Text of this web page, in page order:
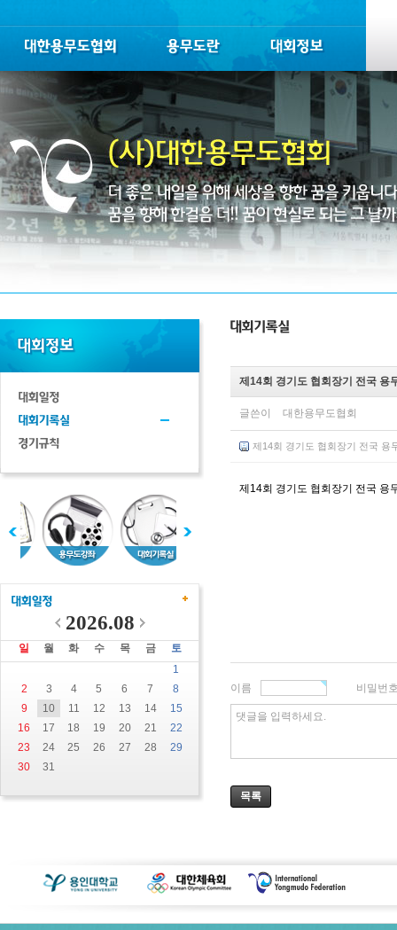
2026.08
일 월 화 수 목 금
토
1
2
3 4 5 6 7
8
9
10 11 12 13 14
15
16
17 18 19 20 21
22
23
24 25 26 27 28
29
30
31
제14회 경기도 협회장기 전국 용
글쓴이 대한용무도협회
제14회 경기도 협회장기 전국 용
제14회 경기도 협회장기 전국 용
이름 비밀번
댓글을 입력하세요.
목록